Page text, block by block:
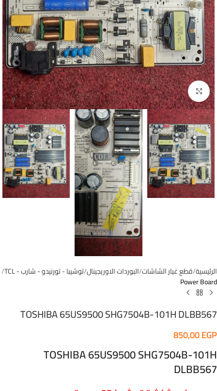
اضغط للتكبير
الرئيسية قطع غيار الشاشات البوردات الاوريجينال توشيبا - تورنيدو - شارب - TCL
Power Board
TOSHIBA 65US9500 SHG7504B-101H DLBB567
850,00EGP
TOSHIBA 65US9500 SHG7504B-101H
DLBB567